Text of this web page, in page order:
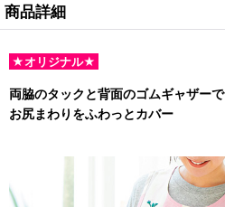
商品詳細
★オリジナル★
両脇のタックと背面のゴムギャザーで
お尻まわりをふわっとカバー